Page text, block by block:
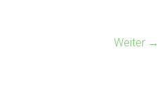
Weiter →